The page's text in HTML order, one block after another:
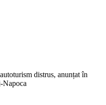
distrus, anunțat în
Napoca